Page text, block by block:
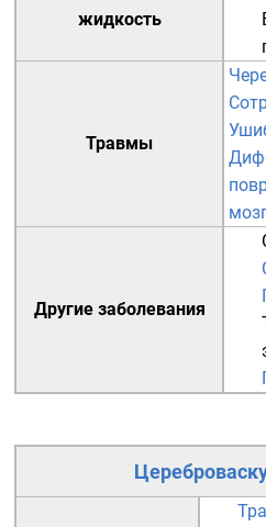
жидкость
Травмы
Другие заболевания